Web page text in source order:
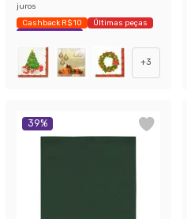
juros
Cashback R$ 10
Últimas peças
Economize 31%
+3
39%